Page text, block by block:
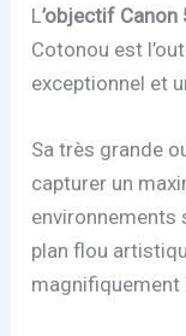
L’objectif
Cotonou est
exceptionnel et
Sa très grande
capturer un
environnements
plan flou
magnifiquement